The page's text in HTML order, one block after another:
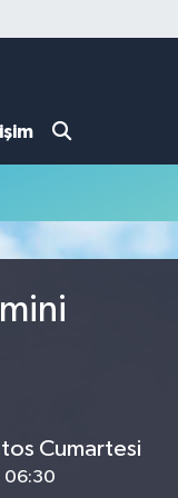
Cumartesi
06:30